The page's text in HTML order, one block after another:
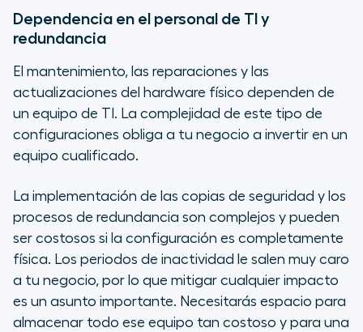
Dependencia en el personal de TI y
redundancia
El mantenimiento, las reparaciones y las
actualizaciones del hardware físico dependen de
un equipo de TI. La complejidad de este tipo de
configuraciones obliga a tu negocio a invertir en un
equipo cualificado.
La implementación de las copias de seguridad y los
procesos de redundancia son complejos y pueden
ser costosos si la configuración es completamente
física. Los periodos de inactividad le salen muy caro
a tu negocio, por lo que mitigar cualquier impacto
es un asunto importante. Necesitarás espacio para
almacenar todo ese equipo tan costoso y para una